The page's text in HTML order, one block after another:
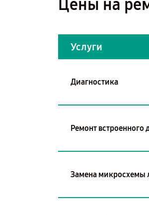
Цены на
Услуги
Диагностика
Ремонт встроенного
Замена микросхемы